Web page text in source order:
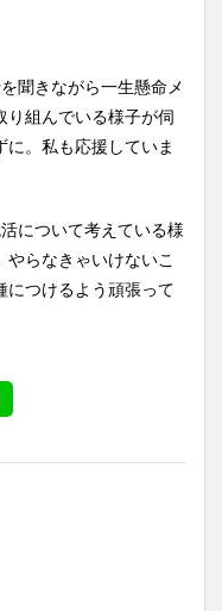
聞きながら一生懸命メ
り組んでいる様子が伺
。私も応援していま
について考えている様
らなきゃいけないこ
につけるよう頑張って